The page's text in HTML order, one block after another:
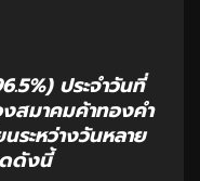
ประจำวันที่
สมาคมค้าทองคำ
ระหว่างวันหลาย
ดดังนี้